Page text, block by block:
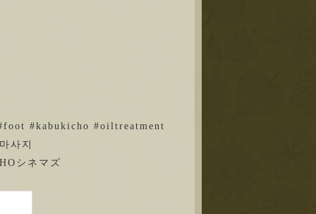
#kabukicho #oiltreatment
사지
シネマズ